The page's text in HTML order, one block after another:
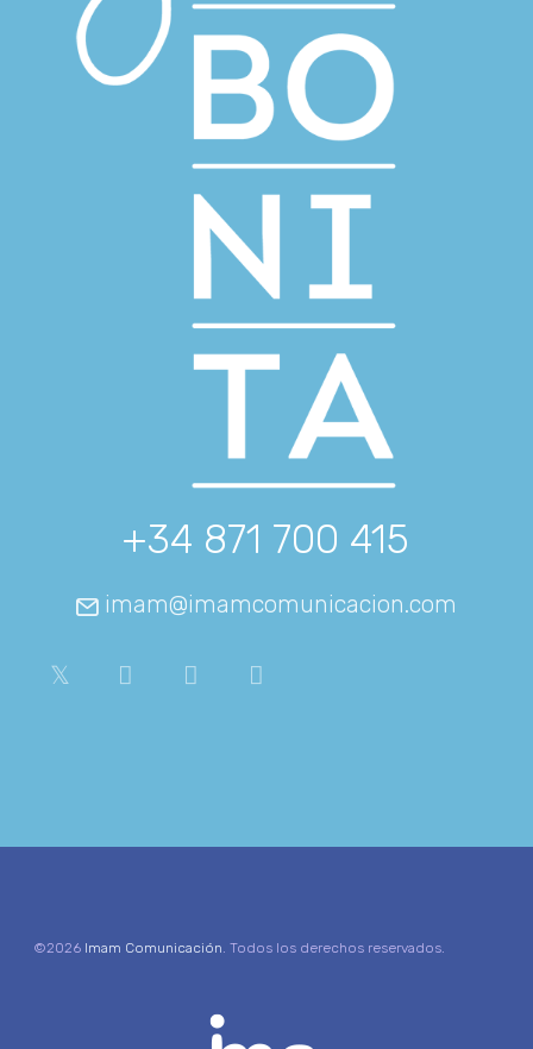
+34 871 700 415
imam@imamcomunicacion.com
©2026 Imam Comunicación. Todos los derechos reservados.